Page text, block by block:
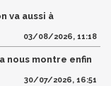
va aussi à
03/08/2026, 11:18
nous montre enfin
30/07/2026, 16:51